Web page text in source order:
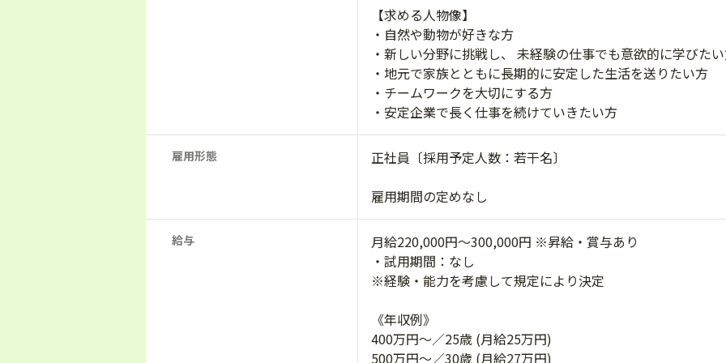
【求める人物像】
・自然や動物が好きな方
・新しい分野に挑戦し、 未経験の仕事でも意欲的に学びた
・地元で家族とともに長期的に安定した生活を送りたい方
・チームワークを大切にする方
・安定企業で長く仕事を続けていきたい方
雇用形態
正社員〔採用予定人数：若干名〕
雇用期間の定めなし
給与
月給220,000円～300,000円 ※昇給・賞与あり
・試用期間：なし
※経験・能力を考慮して規定により決定
《年収例》
400万円～／25歳 (月給25万円)
500万円～／30歳 (月給27万円)